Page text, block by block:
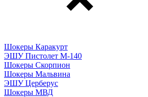
Шокеры Каракурт
ЭШУ Пистолет М-140
Шокеры Скорпион
Шокеры Мальвина
ЭШУ Церберус
Шокеры МВД